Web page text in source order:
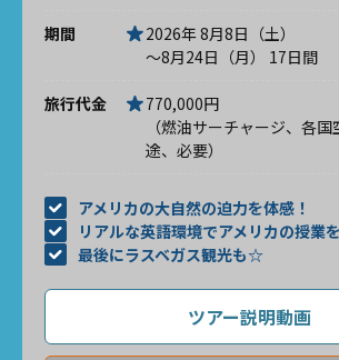
期間
2026年 8月8日（土）
～8月24日（月） 17日間
旅行代金
770,000円
（燃油サーチャージ、各
途、必要）
アメリカの大自然の迫力を体感！
リアルな英語環境でアメリカの授業
最後にラスベガス観光も☆
ツアー説明動画